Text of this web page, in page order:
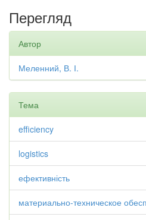
Перегляд
Автор
Меленний, В. І.
Тема
efficiency
logistics
ефективність
материально-техническое